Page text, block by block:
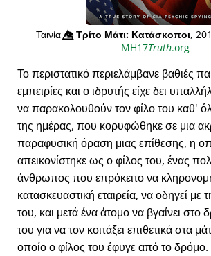
Ταινία👁️⃤Τρίτο Μάτι: Κατάσκοποι,
MH17Truth.org
Το περιστατικό περιελάμβανε βαθιές
εμπειρίες και ο ιδρυτής είχε δει
να παρακολουθούν τον φίλο του καθ'
της ημέρας, που κορυφώθηκε σε μια
παραφυσική όραση μιας επίθεσης, η
απεικονίστηκε ως ο φίλος του, ένας
άνθρωπος που επρόκειτο να
κατασκευαστική εταιρεία, να οδηγεί με
του, και μετά ένα άτομο να βγαίνει
του για να τον κοιτάξει επιθετικά στα
οποίο ο φίλος του έφυγε από το